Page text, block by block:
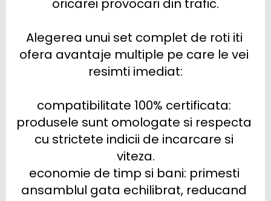
oricarei provocari din trafic.
Alegerea unui set complet de roti iti
ofera avantaje multiple pe care le vei
resimti imediat:
compatibilitate 100% certificata:
produsele sunt omologate si respecta
cu strictete indicii de incarcare si
viteza.
economie de timp si bani: primesti
ansamblul gata echilibrat, reducand